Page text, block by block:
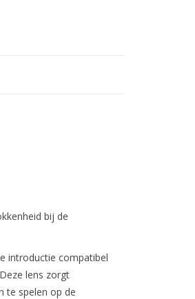
bij de
introductie compatibel
lens zorgt
te spelen op de